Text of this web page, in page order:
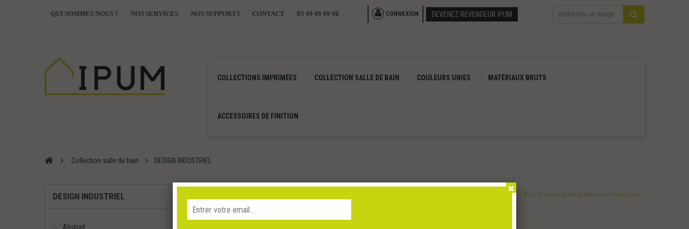
QUI SOMMES NOUS ? NOS SERVICES NOS SUPPORTS CONTACT 05 49 49 99 96 CONNEXION DEVENEZ REVENDEUR IPUM
COLLECTIONS IMPRIMÉES COLLECTION SALLE DE BAIN COULEURS UNIES MATÉRIAUX BRUTS
ACCESSOIRES DE FINITION
Collection salle de bain DESIGN INDUSTRIEL
DESIGN INDUSTRIEL
Abstrait
Il n'y a aucun produit dans cette catégorie.